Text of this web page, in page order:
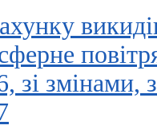
зі змінами,